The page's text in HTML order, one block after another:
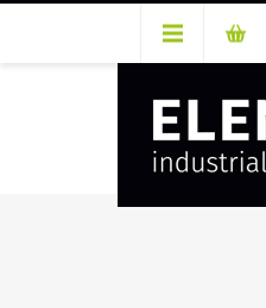
Je hebt een account nodig om